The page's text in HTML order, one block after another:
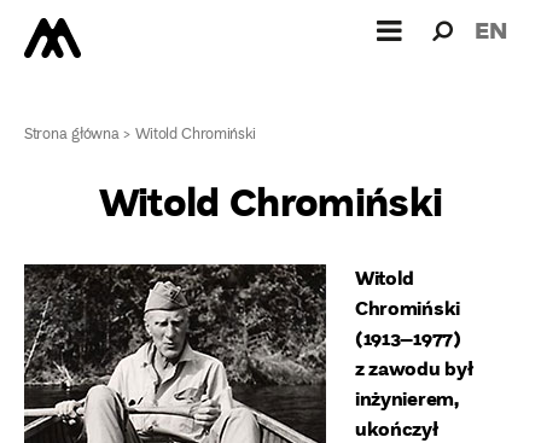
dla: EN
Strona główna>Witold Chromiński
Witold Chromiński
Witold
Chromiński
(1913–1977)
z zawodu był
inżynierem,
ukończył